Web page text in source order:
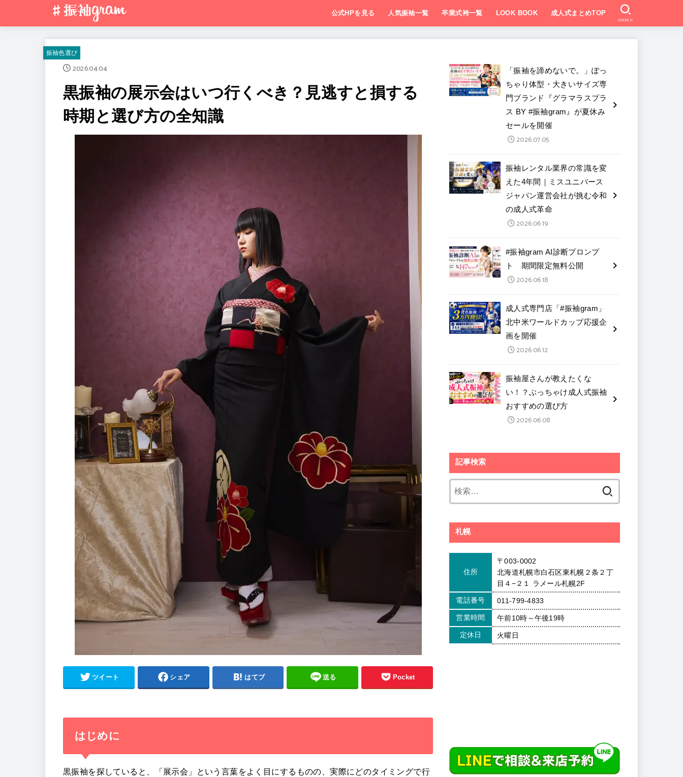
公式HPを見る 人気振袖一覧 卒業式袴一覧 LOOK BOOK 成人式まとめTOP
SEARCH
振袖色選び
2026.04.04
黒振袖の展示会はいつ行くべき？見逃すと損する
時期と選び方の全知識
ツイート シェア はてブ 送る Pocket
はじめに
黒振袖を探していると、「展示会」という言葉をよく目にするものの、実際にどのタイミングで行
「振袖を諦めないで。」ぽっ
ちゃり体型・大きいサイズ専
門ブランド『グラマラスプラ
ス BY #振袖gram』が夏休み
セールを開催
2026.07.05
振袖レンタル業界の常識を変
えた4年間｜ミスユニバース
ジャパン運営会社が挑む令和
の成人式革命
2026.06.19
#振袖gram AI診断プロンプ
ト 期間限定無料公開
2026.06.18
成人式専門店「#振袖gram」
北中米ワールドカップ応援企
画を開催
2026.06.12
振袖屋さんが教えたくな
い！？ぶっちゃけ成人式振袖
おすすめの選び方
2026.06.08
記事検索
札幌
住所
〒003-0002
北海道札幌市白石区東札幌２条２丁
目４−２１ ラメール札幌2F
電話番号 011-799-4833
営業時間 午前10時～午後19時
定休日 火曜日